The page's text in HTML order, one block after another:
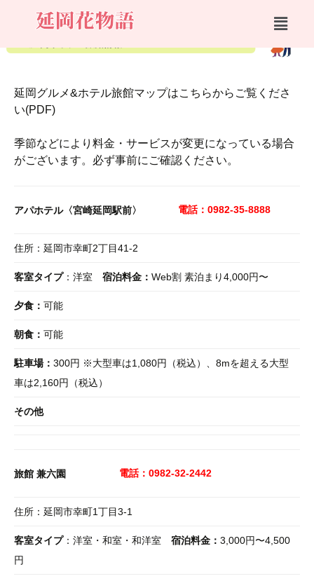
延岡グルメ&ホテル旅館マップはこちらからご覧くださ
い(PDF)
季節などにより料金・サービスが変更になっている場合
がございます。必ず事前にご確認ください。
アパホテル〈宮崎延岡駅前〉 電話：0982-35-8888
住所：延岡市幸町2丁目41-2
客室タイプ：洋室 宿泊料金： Web割 素泊まり4,000円〜
夕食： 可能
朝食： 可能
駐車場： 300円 ※大型車は1,080円（税込）、8mを超える大型
車は2,160円（税込）
その他
旅館 兼六園 電話：0982-32-2442
住所：延岡市幸町1丁目3-1
客室タイプ：洋室・和室・和洋室 宿泊料金： 3,000円〜4,500
円